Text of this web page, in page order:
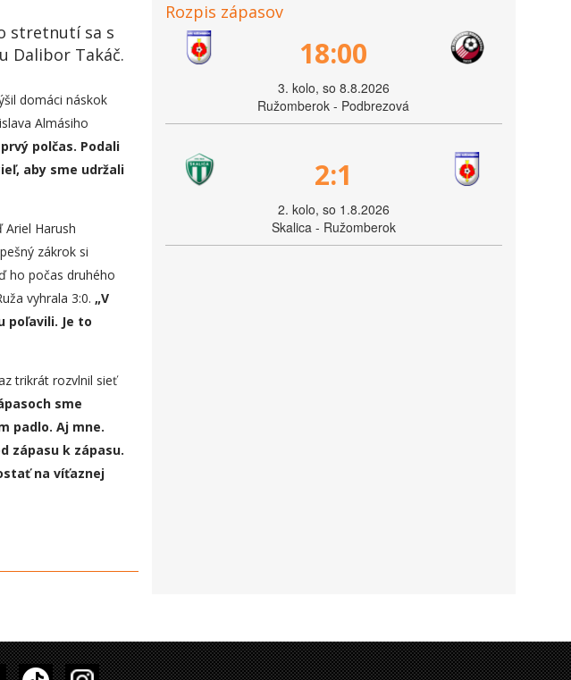
stretnutí sa s
Dalibor Takáč.
domáci náskok
Almásiho
polčas. Podali
aby sme udržali
Harush
zákrok si
ho počas druhého
vyhrala 3:0. „V
poľavili. Je to
trikrát rozvlnil sieť
sme
padlo. Aj mne.
zápasu k zápasu.
na víťaznej
Rozpis zápasov
18:00
3. kolo, so 8.8.2026
Ružomberok - Podbrezová
2:1
2. kolo, so 1.8.2026
Skalica - Ružomberok